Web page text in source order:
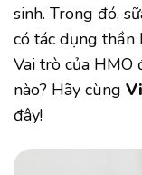
sinh. Trong đó,
có tác dụng thần
Vai trò của
nào? Hãy cùng
đây!